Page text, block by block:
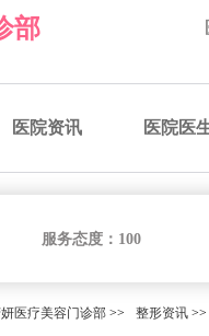
部
医院资讯 医院医
服务态度： 100
医疗美容门诊部 >> 整形资讯 >>